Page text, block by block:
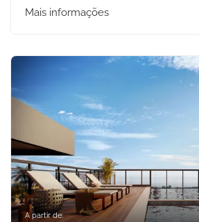
Mais informações
A partir de: